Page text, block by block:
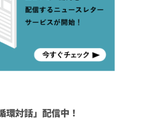
環対話」配信中！